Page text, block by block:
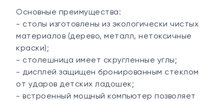
Основные преимущества:
- столы изготовлены из экологически чистых
материалов (дерево, металл, нетоксичные
краски);
- столешница имеет скругленные углы;
- дисплей защищен бронированным стеклом
от ударов детских ладошек;
- встроенный мощный компьютер позволяет